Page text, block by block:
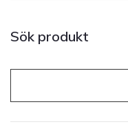
Sök produkt